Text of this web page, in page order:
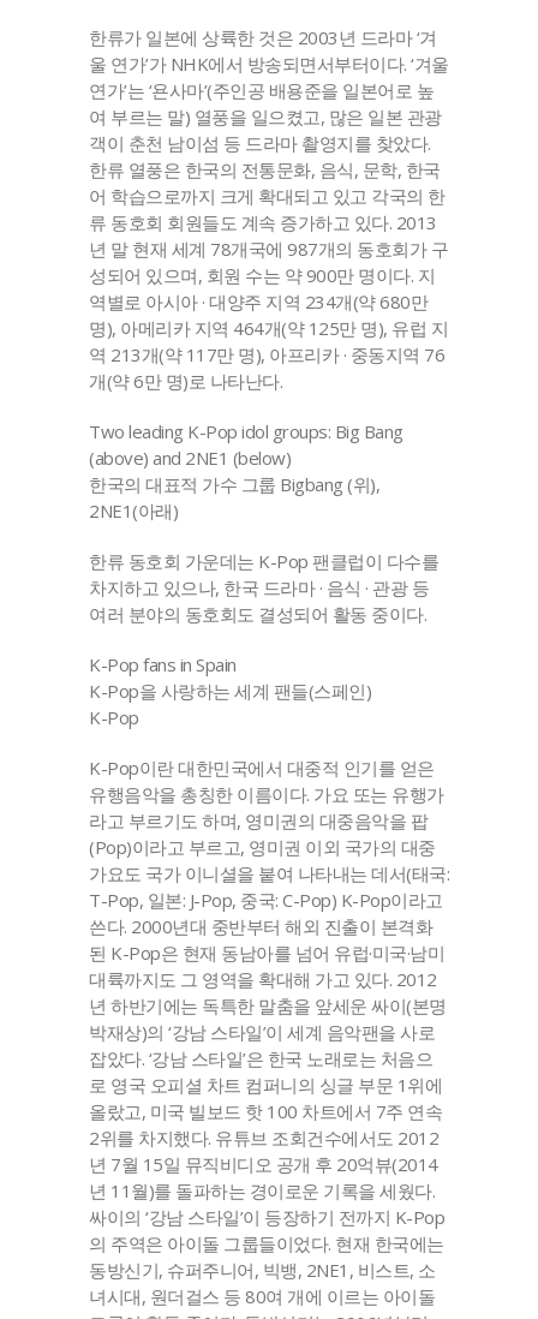
한류가 일본에 상륙한 것은 2003년 드라마 ‘겨
울 연가’가 NHK에서 방송되면서부터이다. ‘겨울
연가’는 ‘욘사마’(주인공 배용준을 일본어로 높
여 부르는 말) 열풍을 일으켰고, 많은 일본 관광
객이 춘천 남이섬 등 드라마 촬영지를 찾았다.
한류 열풍은 한국의 전통문화, 음식, 문학, 한국
어 학습으로까지 크게 확대되고 있고 각국의 한
류 동호회 회원들도 계속 증가하고 있다. 2013
년 말 현재 세계 78개국에 987개의 동호회가 구
성되어 있으며, 회원 수는 약 900만 명이다. 지
역별로 아시아 · 대양주 지역 234개(약 680만
명), 아메리카 지역 464개(약 125만 명), 유럽 지
역 213개(약 117만 명), 아프리카 · 중동지역 76
개(약 6만 명)로 나타난다.
Two leading K-Pop idol groups: Big Bang
(above) and 2NE1 (below)
한국의 대표적 가수 그룹 Bigbang (위),
2NE1(아래)
한류 동호회 가운데는 K-Pop 팬클럽이 다수를
차지하고 있으나, 한국 드라마 · 음식 · 관광 등
여러 분야의 동호회도 결성되어 활동 중이다.
K-Pop fans in Spain
K-Pop을 사랑하는 세계 팬들(스페인)
K-Pop
K-Pop이란 대한민국에서 대중적 인기를 얻은
유행음악을 총칭한 이름이다. 가요 또는 유행가
라고 부르기도 하며, 영미권의 대중음악을 팝
(Pop)이라고 부르고, 영미권 이외 국가의 대중
가요도 국가 이니셜을 붙여 나타내는 데서(태국:
T-Pop, 일본: J-Pop, 중국: C-Pop) K-Pop이라고
쓴다. 2000년대 중반부터 해외 진출이 본격화
된 K-Pop은 현재 동남아를 넘어 유럽·미국·남미
대륙까지도 그 영역을 확대해 가고 있다. 2012
년 하반기에는 독특한 말춤을 앞세운 싸이(본명
박재상)의 ‘강남 스타일’이 세계 음악팬을 사로
잡았다. ‘강남 스타일’은 한국 노래로는 처음으
로 영국 오피셜 차트 컴퍼니의 싱글 부문 1위에
올랐고, 미국 빌보드 핫 100 차트에서 7주 연속
2위를 차지했다. 유튜브 조회건수에서도 2012
년 7월 15일 뮤직비디오 공개 후 20억뷰(2014
년 11월)를 돌파하는 경이로운 기록을 세웠다.
싸이의 ‘강남 스타일’이 등장하기 전까지 K-Pop
의 주역은 아이돌 그룹들이었다. 현재 한국에는
동방신기, 슈퍼주니어, 빅뱅, 2NE1, 비스트, 소
녀시대, 원더걸스 등 80여 개에 이르는 아이돌